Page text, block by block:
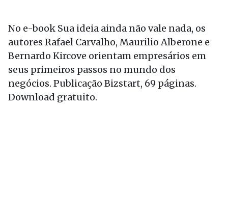
No e-book Sua ideia ainda não vale nada, os
autores Rafael Carvalho, Maurilio Alberone e
Bernardo Kircove orientam empresários em
seus primeiros passos no mundo dos
negócios. Publicação Bizstart, 69 páginas.
Download gratuito.